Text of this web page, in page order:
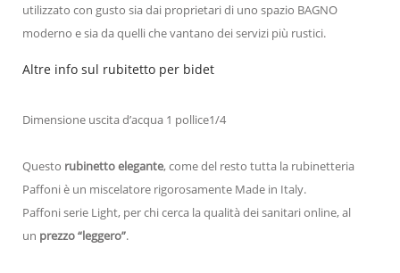
utilizzato con gusto sia dai proprietari di uno spazio BAGNO
moderno e sia da quelli che vantano dei servizi più rustici.
Altre info sul rubitetto per bidet
Dimensione uscita d’acqua 1 pollice1/4
Questo rubinetto elegante, come del resto tutta la rubinetteria
Paffoni è un miscelatore rigorosamente Made in Italy.
Paffoni serie Light, per chi cerca la qualità dei sanitari online, al
un prezzo “leggero”.